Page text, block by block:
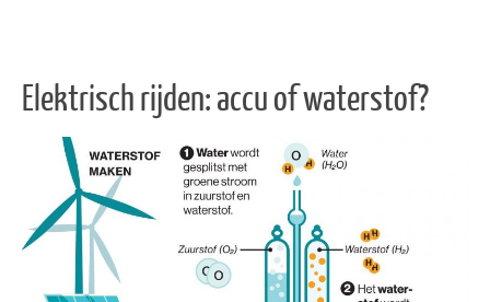
Elektrisch rijden: accu of waterstof?